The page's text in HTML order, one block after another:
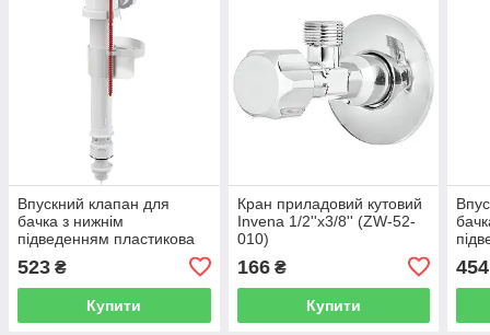
Впускний клапан для
бачка з нижнім
підведенням пластикова
різьба Alca Plast A17-1/2"
523 ₴
Купити
Кран приладовий кутовий
Invena 1/2''х3/8'' (ZW-52-
010)
166₴
Купити
454